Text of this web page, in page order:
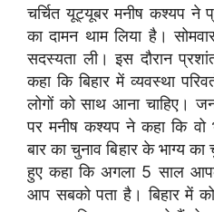
चर्चित यूट्यूबर मनीष कश्यप ने
का दामन थाम लिया है।
सदस्यता ली। इस दौरान
कहा कि बिहार में व्यवस्था
लोगों को साथ आना चाहिए।
पर मनीष कश्यप ने कहा कि
बार का चुनाव बिहार के भाग्य
हुए कहा कि अगला 5 साल
आप सबको पता है। बिहार में